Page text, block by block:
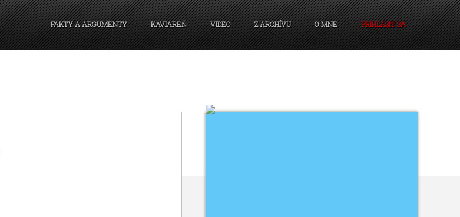
FAKTY A ARGUMENTY KAVIAREŇ VIDEO Z ARCHÍVU O MNE PRIHLÁSIŤ SA